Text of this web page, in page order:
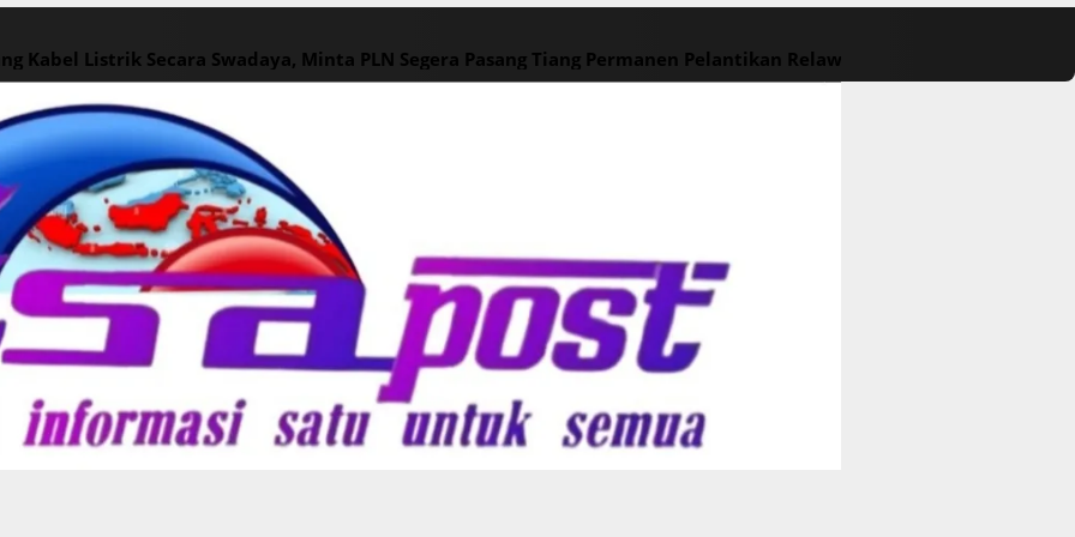
Kabel Listrik Secara Swadaya, Minta PLN Segera Pasang Tiang Permanen Pelantikan Relawan M. Rasyid Rajasa dan